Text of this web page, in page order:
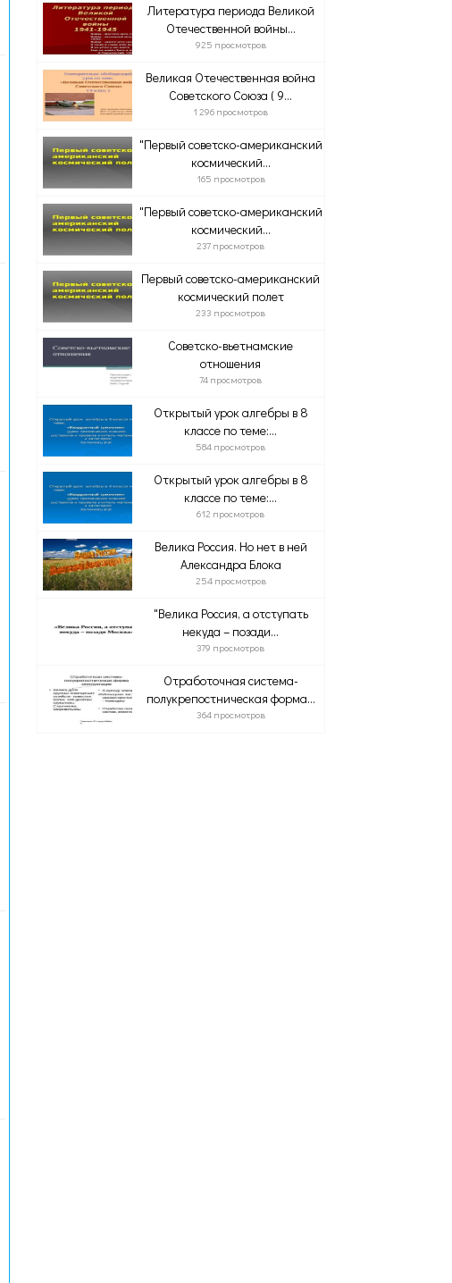
Литература периода Великой
Отечественной войны...
925 просмотров
Великая Отечественная война
Советского Союза ( 9...
1 296 просмотров
"Первый советско-американский
космический...
165 просмотров
"Первый советско-американский
космический...
237 просмотров
Первый советско-американский
космический полет
233 просмотров
Советско-вьетнамские
отношения
74 просмотров
Открытый урок алгебры в 8
классе по теме:...
584 просмотров
Открытый урок алгебры в 8
классе по теме:...
612 просмотров
Велика Россия. Но нет в ней
Александра Блока
254 просмотров
"Велика Россия, а отступать
некуда – позади...
379 просмотров
Отработочная система-
полукрепостническая форма...
364 просмотров